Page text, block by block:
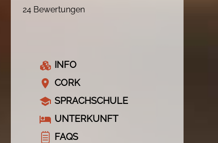
24 Bewertungen
INFO
CORK
SPRACHSCHULE
UNTERKUNFT
FAQS